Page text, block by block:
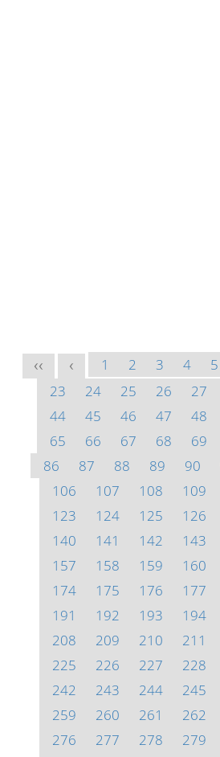
<< < 1 2 3 4 5
23
24 25 26 27
44
45 46 47 48
65
66 67 68 69
86
87 88 89 90
106
107 108 109
123
124 125 126
140
141 142 143
157
158 159 160
174
175 176 177
191
192 193 194
208
209 210 211
225
226 227 228
242
243 244 245
259
260 261 262
276
277 278 279